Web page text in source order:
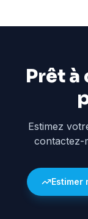
Prêt
Estimez
contactez-
Estimer